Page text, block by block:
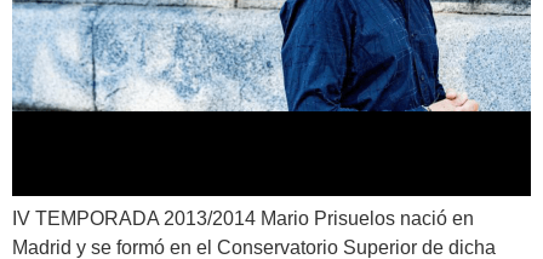
IV TEMPORADA 2013/2014 Mario Prisuelos nació en
Madrid y se formó en el Conservatorio Superior de dicha